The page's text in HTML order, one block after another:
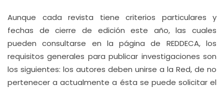
Aunque cada revista tiene criterios particulares y
fechas de cierre de edición este año, las cuales
pueden consultarse en la página de REDDECA, los
requisitos generales para publicar investigaciones son
los siguientes: los autores deben unirse a la Red, de no
pertenecer a actualmente a ésta se puede solicitar el